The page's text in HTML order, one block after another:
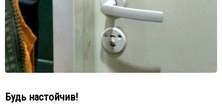
Будь настойчив!